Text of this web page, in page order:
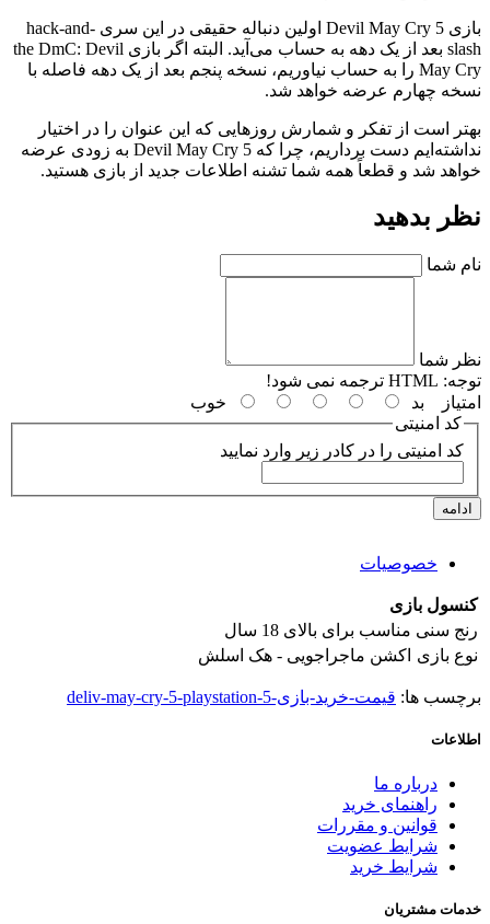
بازی Devil May Cry 5 اولین دنباله حقیقی در این سری hack-and-
slash بعد از یک دهه به حساب می‌آید. البته اگر بازی the DmC: Devil
May Cry را به حساب نیاوریم، نسخه پنجم بعد از یک دهه فاصله با
نسخه چهارم عرضه خواهد شد.
بهتر است از تفکر و شمارش روز‌هایی که این عنوان را در اختیار
نداشته‌ایم دست برداریم، چرا که Devil May Cry 5 به زودی عرضه
خواهد شد و قطعاً همه شما تشنه اطلاعات جدید از بازی هستید.
نظر بدهید
نام شما
نظر شما
توجه:
امتیاز
بد
خوب
کد امنیتی
کد امنیتی را در کادر زیر وارد نمایید
ادامه
خصوصیات
کنسول بازی
رنج سنی مناسب برای بالای 18 سال
نوع بازی اکشن ماجراجویی - هک اسلش
برچسب ها: قیمت-خرید-بازی-deliv-may-cry-5-playstation-5
اطلاعات
درباره ما
راهنمای خرید
قوانین و مقررات
شرایط عضویت
شرایط خرید
خدمات مشتریان